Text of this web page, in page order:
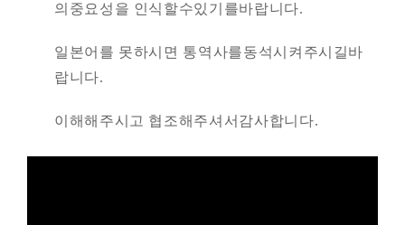
의중요성을 인식할수있기를바랍니다.
일본어를 못하시면 통역사를동석시켜주시길바
랍니다.
이해해주시고 협조해주셔서감사합니다.